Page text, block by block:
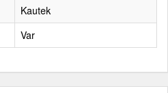
Kautek
Var